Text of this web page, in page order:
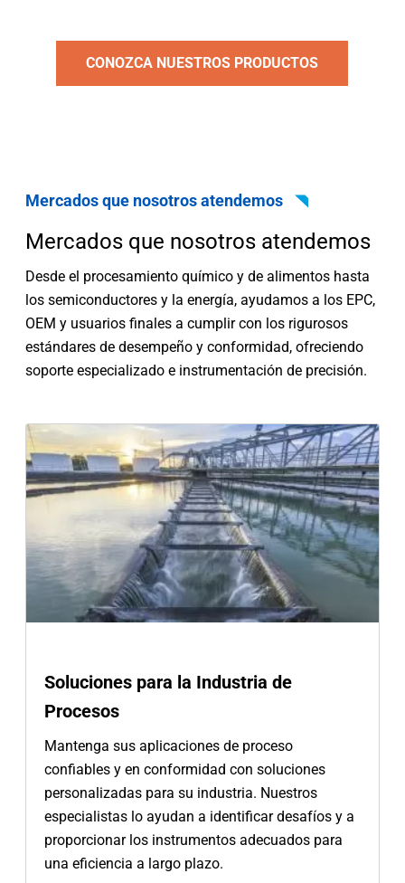
CONOZCA NUESTROS PRODUCTOS
Mercados que nosotros atendemos
Mercados que nosotros atendemos
Desde el procesamiento químico y de alimentos hasta
los semiconductores y la energía, ayudamos a los EPC,
OEM y usuarios finales a cumplir con los rigurosos
estándares de desempeño y conformidad, ofreciendo
soporte especializado e instrumentación de precisión.
Soluciones para la Industria de
Procesos
Mantenga sus aplicaciones de proceso
confiables y en conformidad con soluciones
personalizadas para su industria. Nuestros
especialistas lo ayudan a identificar desafíos y a
proporcionar los instrumentos adecuados para
una eficiencia a largo plazo.